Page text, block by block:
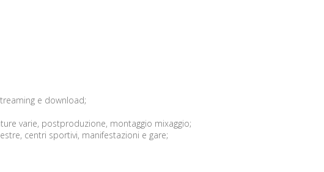
e download;
varie, postproduzione, montaggio mixaggio;
centri sportivi, manifestazioni e gare;